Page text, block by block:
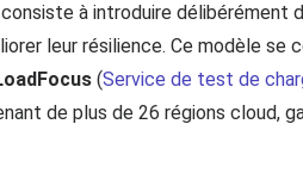
à introduire délibérément
leur résilience. Ce modèle
(Service de test de
de plus de 26 régions cloud,